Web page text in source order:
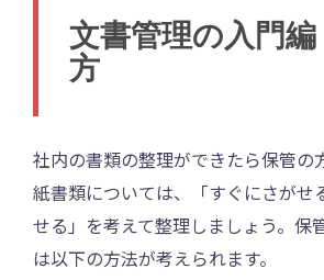
文書管理の入門
方
社内の書類の整理ができたら保管の
紙書類については、「すぐにさがせ
せる」を考えて整理しましょう。保
は以下の方法が考えられます。